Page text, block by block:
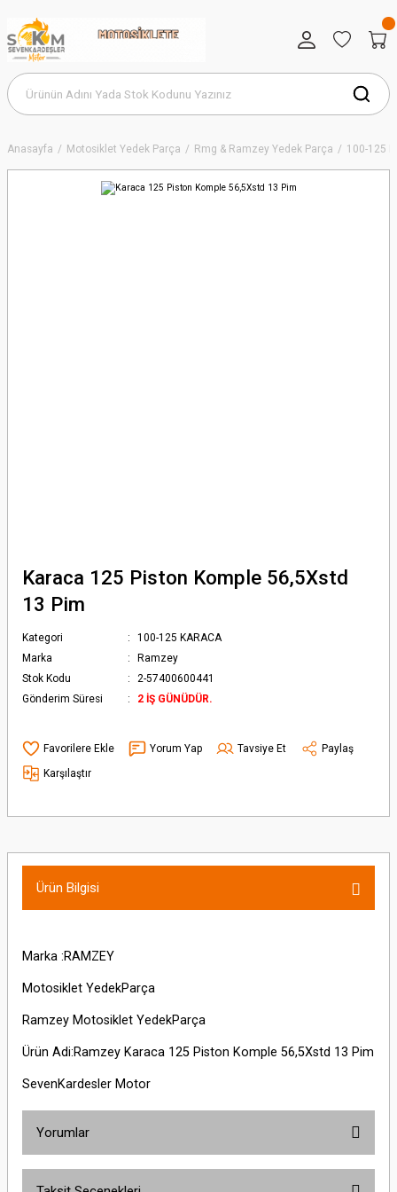
Anasayfa Motosiklet Yedek Parça Rmg & Ramzey Yedek Parça 100-125
Karaca 125 Piston Komple 56,5Xstd
13 Pim
Kategori
100-125 KARACA
Marka
Ramzey
Stok Kodu
2-57400600441
Gönderim Süresi
2 İŞ GÜNÜDÜR.
Yorum Yap Tavsiye Et
Paylaş
Karşılaştır
Ürün Bilgisi
Marka :RAMZEY
Motosiklet YedekParça
Ramzey Motosiklet YedekParça
Ürün Adi:Ramzey Karaca 125 Piston Komple 56,5Xstd 13 Pim
SevenKardesler Motor
Yorumlar